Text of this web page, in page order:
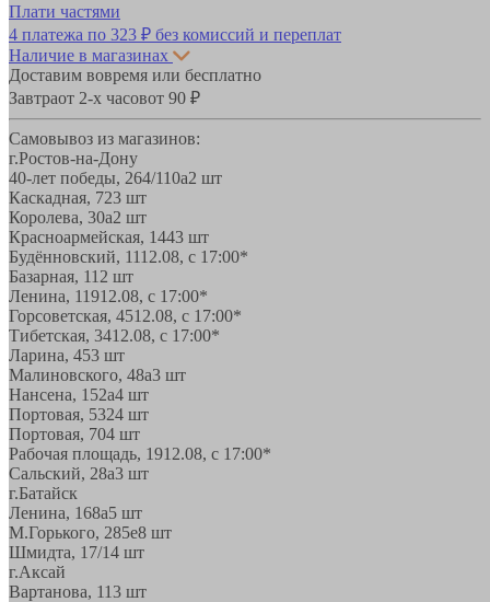
Плати частями
4 платежа по 323 ₽ без комиссий и переплат
Наличие в магазинах
Доставим вовремя или бесплатно
Завтраот 2-х часовот 90 ₽
Самовывоз из магазинов:
г.Ростов-на-Дону
40-лет победы, 264/110а2 шт
Каскадная, 723 шт
Королева, 30а2 шт
Красноармейская, 1443 шт
Будённовский, 1112.08, с 17:00*
Базарная, 11 2 шт
Ленина, 11912.08, с 17:00*
Горсоветская, 4512.08, с 17:00*
Тибетская, 3412.08, с 17:00*
Ларина, 453 шт
Малиновского, 48а3 шт
Нансена, 152а4 шт
Портовая, 5324 шт
Портовая, 704 шт
Рабочая площадь, 1912.08, с 17:00*
Сальский, 28a3 шт
г.Батайск
Ленина, 168а5 шт
М.Горького, 285е8 шт
Шмидта, 17/14 шт
г.Аксай
Вартанова, 113 шт